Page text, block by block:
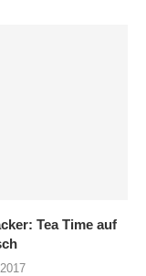
Tea Time auf